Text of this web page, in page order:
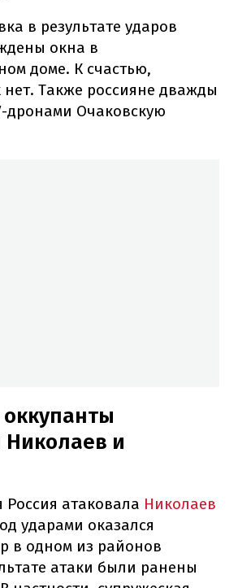
в результате ударов
окна в
доме. К счастью,
Также россияне дважды
дронами Очаковскую
Николаев и
атаковала Николаев
ударами оказался
в одном из районов
атаки были ранены